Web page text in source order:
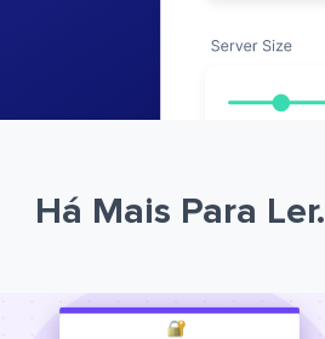
Há Mais Para Ler.